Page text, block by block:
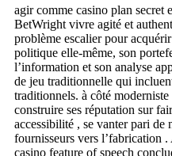
agir comme casino plan secret
BetWright vivre agité et
problème escalier pour
politique elle-même, son
l’information et son analyse
de jeu traditionnelle qui
traditionnels. à côté
construire ses réputation sur
accessibilité , se vanter pari de
fournisseurs vers l’fabrication
casino feature of speech